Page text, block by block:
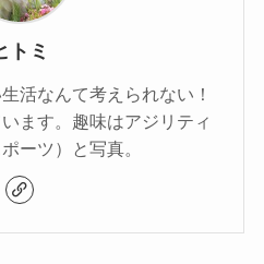
トミ
活なんて考えられない！
ます。趣味はアジリティ
ーツ）と写真。